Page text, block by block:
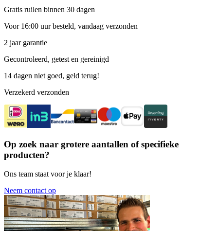
Gratis ruilen binnen 30 dagen
Voor 16:00 uur besteld, vandaag verzonden
2 jaar garantie
Gecontroleerd, getest en gereinigd
14 dagen niet goed, geld terug!
Verzekerd verzonden
Op zoek naar grotere aantallen of specifieke
producten?
Ons team staat voor je klaar!
Neem contact op